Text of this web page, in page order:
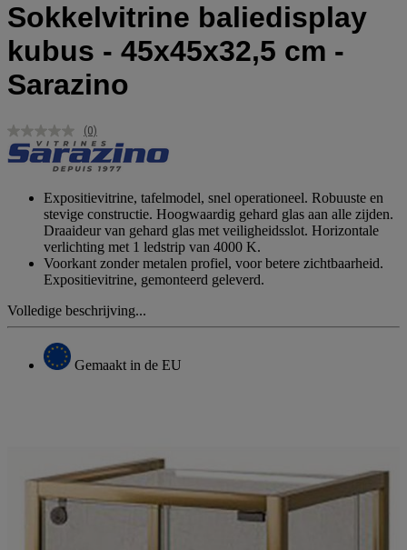
Sokkelvitrine baliedisplay
kubus - 45x45x32,5 cm -
Sarazino
Geen
scorewaarde.
Dezelfde
(0)
Expositievitrine, tafelmodel, snel operationeel. Robuuste en
stevige constructie. Hoogwaardig gehard glas aan alle zijden.
Draaideur van gehard glas met veiligheidsslot. Horizontale
verlichting met 1 ledstrip van 4000 K.
Voorkant zonder metalen profiel, voor betere zichtbaarheid.
Expositievitrine, gemonteerd geleverd.
Volledige beschrijving...
Gemaakt in de EU